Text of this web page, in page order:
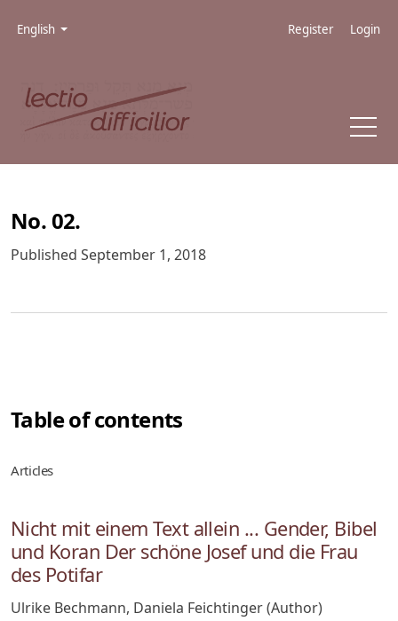
Language
English
Admin menu Register Login
No. 02.
Published September 1, 2018
Table of contents
Articles
Nicht mit einem Text allein ... Gender, Bibel
und Koran Der schöne Josef und die Frau
des Potifar
Ulrike Bechmann, Daniela Feichtinger (Author)